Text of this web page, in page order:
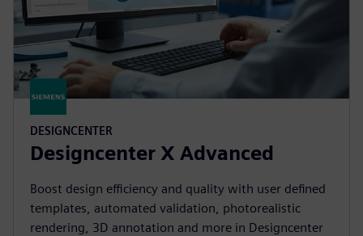
DESIGNCENTER
Designcenter X Advanced
Boost design efficiency and quality with user defined
templates, automated validation, photorealistic
rendering, 3D annotation and more in Designcenter